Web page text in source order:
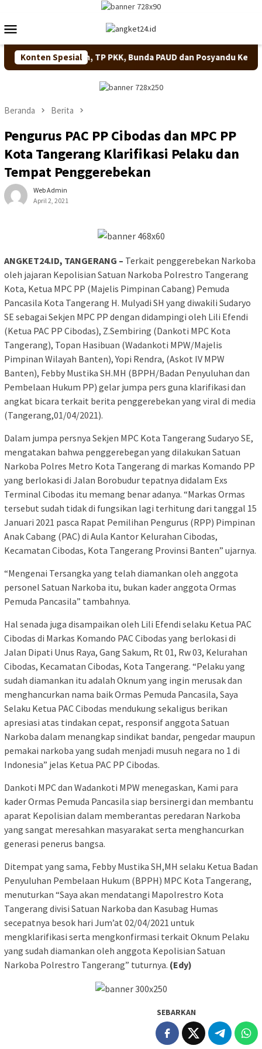
konten
Mobile
Konten Spesial
Pendidikan, TP PKK, Bunda PAUD dan Posyandu
Beranda Berita
Pengurus PAC PP Cibodas dan MPC PP
Kota Tangerang Klarifikasi Pelaku dan
Tempat Penggerebekan
Web Admin
April 2, 2021
ANGKET24.ID, TANGERANG – Terkait penggerebekan Narkoba
oleh jajaran Kepolisian Satuan Narkoba Polrestro Tangerang
Kota, Ketua MPC PP (Majelis Pimpinan Cabang) Pemuda
Pancasila Kota Tangerang H. Mulyadi SH yang diwakili Sudaryo
SE sebagai Sekjen MPC PP dengan didampingi oleh Lili Efendi
(Ketua PAC PP Cibodas), Z.Sembiring (Dankoti MPC Kota
Tangerang), Topan Hasibuan (Wadankoti MPW/Majelis
Pimpinan Wilayah Banten), Yopi Rendra, (Askot IV MPW
Banten), Febby Mustika SH.MH (BPPH/Badan Penyuluhan dan
Pembelaan Hukum PP) gelar jumpa pers guna klarifikasi dan
angkat bicara terkait berita penggerebekan yang viral di media
(Tangerang,01/04/2021).
Dalam jumpa persnya Sekjen MPC Kota Tangerang Sudaryo SE,
mengatakan bahwa penggerebegan yang dilakukan Satuan
Narkoba Polres Metro Kota Tangerang di markas Komando PP
yang berlokasi di Jalan Borobudur tepatnya didalam Exs
Terminal Cibodas itu memang benar adanya. “Markas Ormas
tersebut sudah tidak di fungsikan lagi terhitung dari tanggal 15
Januari 2021 pasca Rapat Pemilihan Pengurus (RPP) Pimpinan
Anak Cabang (PAC) di Aula Kantor Kelurahan Cibodas,
Kecamatan Cibodas, Kota Tangerang Provinsi Banten” ujarnya.
“Mengenai Tersangka yang telah diamankan oleh anggota
personel Satuan Narkoba itu, bukan kader anggota Ormas
Pemuda Pancasila” tambahnya.
Hal senada juga disampaikan oleh Lili Efendi selaku Ketua PAC
Cibodas di Markas Komando PAC Cibodas yang berlokasi di
Jalan Dipati Unus Raya, Gang Sakum, Rt 01, Rw 03, Kelurahan
Cibodas, Kecamatan Cibodas, Kota Tangerang. “Pelaku yang
sudah diamankan itu adalah Oknum yang ingin merusak dan
menghancurkan nama baik Ormas Pemuda Pancasila, Saya
Selaku Ketua PAC Cibodas mendukung sekaligus berikan
apresiasi atas tindakan cepat, responsif anggota Satuan
Narkoba dalam menangkap sindikat bandar, pengedar maupun
pemakai narkoba yang sudah menjadi musuh negara no 1 di
Indonesia” jelas Ketua PAC PP Cibodas.
Dankoti MPC dan Wadankoti MPW menegaskan, Kami para
kader Ormas Pemuda Pancasila siap bersinergi dan membantu
aparat Kepolisian dalam memberantas peredaran Narkoba
yang sangat meresahkan masyarakat serta menghancurkan
generasi penerus bangsa.
Ditempat yang sama, Febby Mustika SH,MH selaku Ketua Badan
Penyuluhan Pembelaan Hukum (BPPH) MPC Kota Tangerang,
menuturkan “Saya akan mendatangi Mapolrestro Kota
Tangerang divisi Satuan Narkoba dan Kasubag Humas
secepatnya besok hari Jum’at 02/04/2021 untuk
mengklarifikasi serta mengkonfirmasi terkait Oknum Pelaku
yang sudah diamankan oleh anggota Kepolisian Satuan
Narkoba Polrestro Tangerang” tuturnya. (Edy)
SEBARKAN